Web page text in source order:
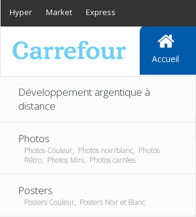
Hyper Market Express
Accueil
Développement argentique à
distance
Photos
Photos Couleur, Photos noir/blanc, Photos
Rétro, Photos Mini, Photos carrées
Posters
Posters Couleur, Posters Noir et Blanc